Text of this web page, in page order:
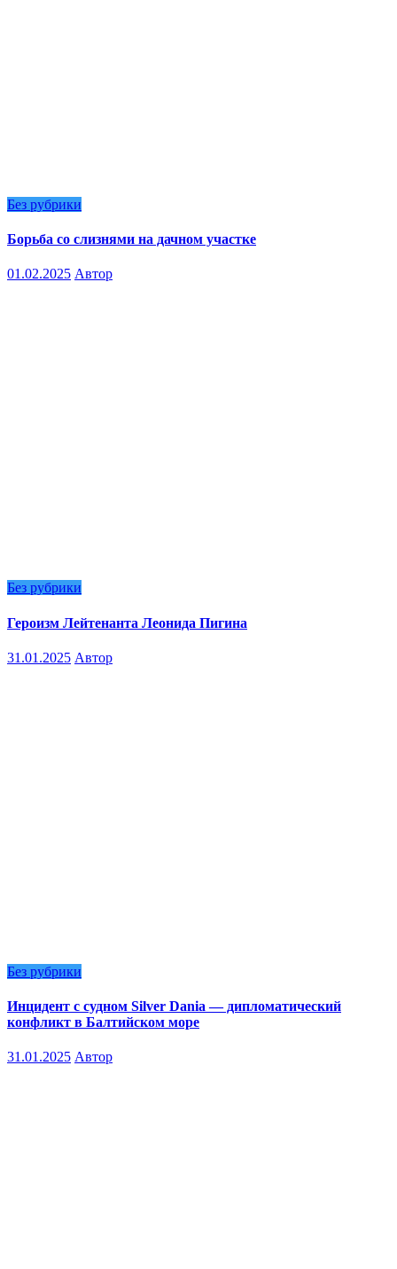
Без рубрики
Борьба со слизнями на дачном участке
01.02.2025 Автор
Без рубрики
Героизм Лейтенанта Леонида Пигина
31.01.2025 Автор
Без рубрики
Инцидент с судном Silver Dania — дипломатический
конфликт в Балтийском море
31.01.2025 Автор